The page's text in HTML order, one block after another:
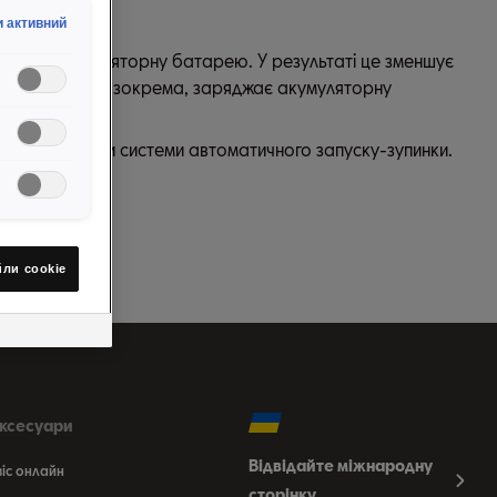
акумуляторну батарею. У результаті це зменшує
який, зокрема, заряджає акумуляторну
для роботи системи автоматичного запуску-зупинки.
онлайн
Відвідайте міжнародну
активний
сookie